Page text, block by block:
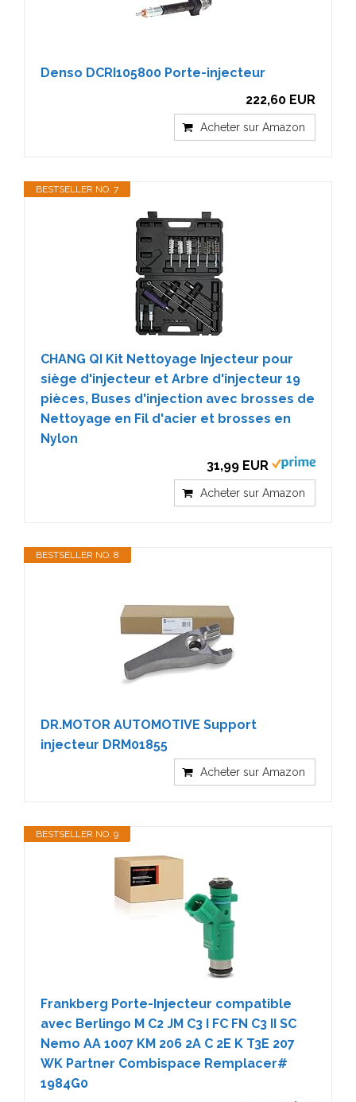
Denso DCRI105800 Porte-injecteur
222,60 EUR
Acheter sur Amazon
BESTSELLER NO. 7
CHANG QI Kit Nettoyage Injecteur pour
siège d'injecteur et Arbre d'injecteur 19
pièces, Buses d'injection avec brosses de
Nettoyage en Fil d'acier et brosses en
Nylon
31,99 EUR
Acheter sur Amazon
BESTSELLER NO. 8
DR.MOTOR AUTOMOTIVE Support
injecteur DRM01855
Acheter sur Amazon
BESTSELLER NO. 9
Frankberg Porte-Injecteur compatible
avec Berlingo M C2 JM C3 I FC FN C3 II SC
Nemo AA 1007 KM 206 2A C 2E K T3E 207
WK Partner Combispace Remplacer#
1984G0